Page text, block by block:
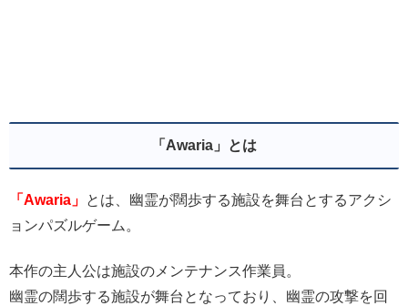
「Awaria」とは
「Awaria」 とは、幽霊が闊歩する施設を舞台とするアクシ
ョンパズルゲーム。
本作の主人公は施設のメンテナンス作業員。
幽霊の闊歩する施設が舞台となっており、 幽霊の攻撃を回